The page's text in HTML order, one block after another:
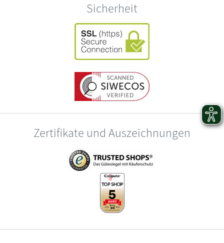
Sicherheit
Zertifikate und Auszeichnungen